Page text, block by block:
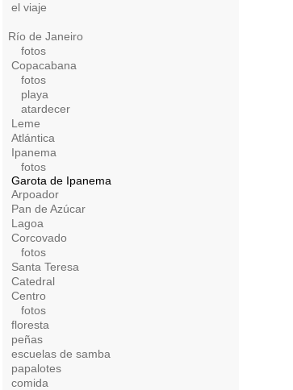
el viaje
Río de Janeiro
fotos
Copacabana
fotos
playa
atardecer
Leme
Atlántica
Ipanema
fotos
Garota de Ipanema
Arpoador
Pan de Azúcar
Lagoa
Corcovado
fotos
Santa Teresa
Catedral
Centro
fotos
floresta
peñas
escuelas de samba
papalotes
comida